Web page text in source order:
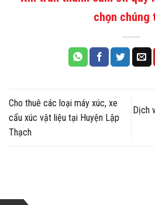
chọn chúng
Cho thuê các loại máy xúc, xe
cẩu xúc vật liệu tại Huyện Lập
Thạch
Dịch